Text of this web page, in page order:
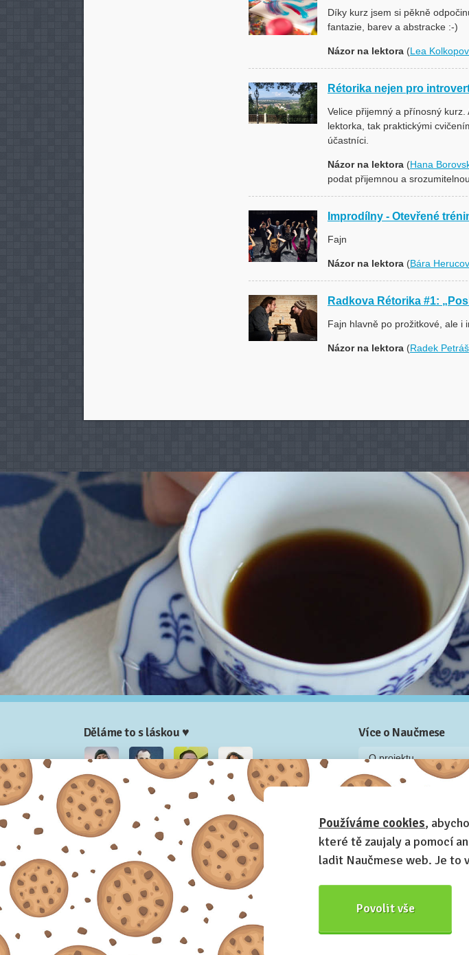
Díky kurz jsem si pěkně
fantazie, barev a abstracke :-)
Názor na lektora (Lea
Rétorika nejen pro
Velice přijemný a přínosný
lektorka, tak praktickými
účastníci.
Názor na lektora (Hana
podat přijemnou a
Improdílny - Otevřené
Fajn
Názor na lektora (Bára
Radkova Rétorika #1:
Fajn hlavně po prožitkové, ale i
Názor na lektora (Radek Petráš
Děláme to s láskou ♥
Nela Josef Honza
Více o Naučmese
O projektu
Blog: recenze z
Příběh Naučmese
Naučmese festivaly
Náš systém pro vaši
Prostory pro pořádání
Kontakt a fakturační
Partneři
Používáme cookies,
které tě zaujaly a pomocí
ladit Naučmese web. Je to
Povolit vše